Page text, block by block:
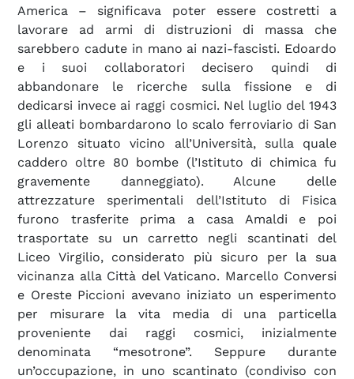
America – significava poter essere costretti a
lavorare ad armi di distruzioni di massa che
sarebbero cadute in mano ai nazi-fascisti. Edoardo
e i suoi collaboratori decisero quindi di
abbandonare le ricerche sulla fissione e di
dedicarsi invece ai raggi cosmici. Nel luglio del 1943
gli alleati bombardarono lo scalo ferroviario di San
Lorenzo situato vicino all’Università, sulla quale
caddero oltre 80 bombe (l’Istituto di chimica fu
gravemente danneggiato). Alcune delle
attrezzature sperimentali dell’Istituto di Fisica
furono trasferite prima a casa Amaldi e poi
trasportate su un carretto negli scantinati del
Liceo Virgilio, considerato più sicuro per la sua
vicinanza alla Città del Vaticano. Marcello Conversi
e Oreste Piccioni avevano iniziato un esperimento
per misurare la vita media di una particella
proveniente dai raggi cosmici, inizialmente
denominata “mesotrone”. Seppure durante
un’occupazione, in uno scantinato (condiviso con